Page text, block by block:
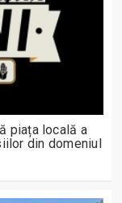
piața locală a
din domeniul